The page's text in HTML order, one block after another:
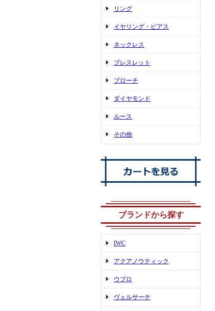
リング
イヤリング・ピアス
ネックレス
ブレスレット
ブローチ
ダイヤモンド
ルース
その他
ブランドから探す
IWC
アクアノウティック
ウブロ
ヴェルサーチ